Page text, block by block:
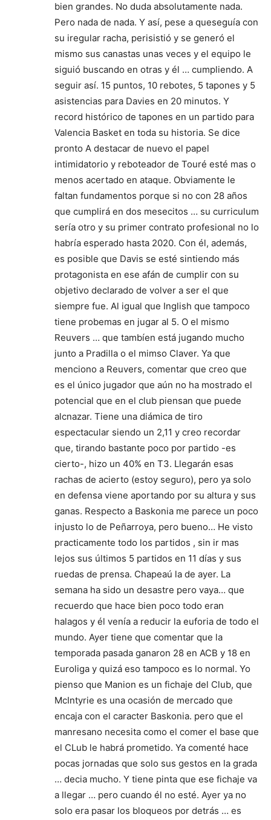
bien grandes. No duda absolutamente nada.
Pero nada de nada. Y así, pese a queseguía con
su iregular racha, perisistió y se generó el
mismo sus canastas unas veces y el equipo le
siguió buscando en otras y él … cumpliendo. A
seguir así. 15 puntos, 10 rebotes, 5 tapones y 5
asistencias para Davies en 20 minutos. Y
record histórico de tapones en un partido para
Valencia Basket en toda su historia. Se dice
pronto A destacar de nuevo el papel
intimidatorio y reboteador de Touré esté mas o
menos acertado en ataque. Obviamente le
faltan fundamentos porque si no con 28 años
que cumplirá en dos mesecitos … su curriculum
sería otro y su primer contrato profesional no lo
habría esperado hasta 2020. Con él, además,
es posible que Davis se esté sintiendo más
protagonista en ese afán de cumplir con su
objetivo declarado de volver a ser el que
siempre fue. Al igual que Inglish que tampoco
tiene probemas en jugar al 5. O el mismo
Reuvers … que tambíen está jugando mucho
junto a Pradilla o el mimso Claver. Ya que
menciono a Reuvers, comentar que creo que
es el único jugador que aún no ha mostrado el
potencial que en el club piensan que puede
alcnazar. Tiene una diámica de tiro
espectacular siendo un 2,11 y creo recordar
que, tirando bastante poco por partido -es
cierto-, hizo un 40% en T3. Llegarán esas
rachas de acierto (estoy seguro), pero ya solo
en defensa viene aportando por su altura y sus
ganas. Respecto a Baskonia me parece un poco
injusto lo de Peñarroya, pero bueno… He visto
practicamente todo los partidos , sin ir mas
lejos sus últimos 5 partidos en 11 días y sus
ruedas de prensa. Chapeaú la de ayer. La
semana ha sido un desastre pero vaya… que
recuerdo que hace bien poco todo eran
halagos y él venía a reducir la euforia de todo el
mundo. Ayer tiene que comentar que la
temporada pasada ganaron 28 en ACB y 18 en
Euroliga y quizá eso tampoco es lo normal. Yo
pienso que Manion es un fichaje del Club, que
McIntyrie es una ocasión de mercado que
encaja con el caracter Baskonia. pero que el
manresano necesita como el comer el base que
el CLub le habrá prometido. Ya comenté hace
pocas jornadas que solo sus gestos en la grada
… decia mucho. Y tiene pinta que ese fichaje va
a llegar … pero cuando él no esté. Ayer ya no
solo era pasar los bloqueos por detrás … es